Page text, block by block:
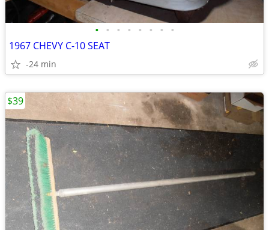
• • • • • • • •
1967 CHEVY C-10 SEAT
-24 min
$39